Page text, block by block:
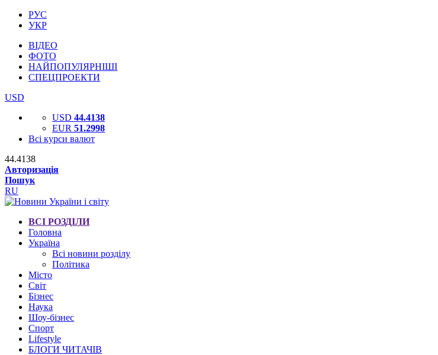
РУС
УКР
ВІДЕО
ФОТО
НАЙПОПУЛЯРНІШІ
СПЕЦПРОЕКТИ
USD
USD 44.4138
EUR 51.2998
Всі курси валют
44.4138
Авторизація
Пошук
RU
ВСІ РОЗДІЛИ
Головна
Україна
Всі новини розділу
Політика
Місто
Світ
Бізнес
Наука
Шоу-бізнес
Спорт
Lifestyle
БЛОГИ ЧИТАЧІВ